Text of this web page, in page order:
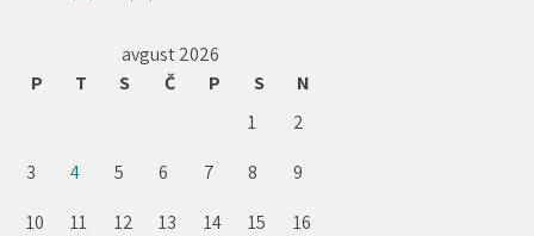
avgust 2026
P
T S Č P S
N
1
2
3
4 5 6 7 8
9
10
11 12 13 14 15
16